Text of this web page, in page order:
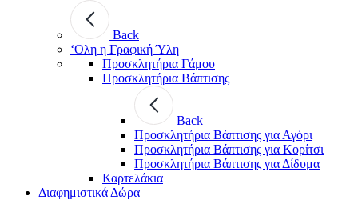
Back
‘Ολη η Γραφική Ύλη
Προσκλητήρια Γάμου
Προσκλητήρια Βάπτισης
Back
Προσκλητήρια Βάπτισης για Αγόρι
Προσκλητήρια Βάπτισης για Κορίτσι
Προσκλητήρια Βάπτισης για Δίδυμα
Καρτελάκια
Διαφημιστικά Δώρα